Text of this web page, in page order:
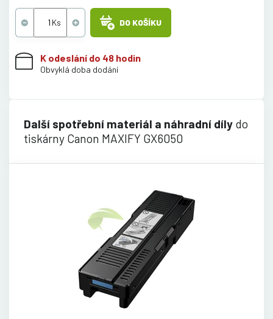
DO KOŠÍKU
K odeslání do 48 hodin
Obvyklá doba dodání
Další spotřební materiál a náhradní díly do
tiskárny Canon MAXIFY GX6050